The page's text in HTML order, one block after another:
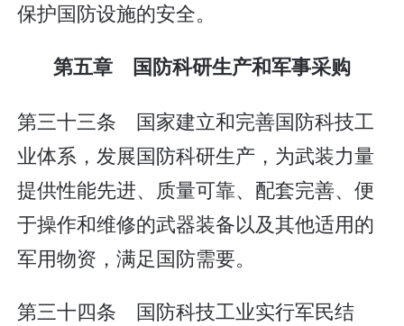
保护国防设施的安全。
第五章 国防科研生产和军事采购
第三十三条 国家建立和完善国防科技工
业体系，发展国防科研生产，为武装力量
提供性能先进、质量可靠、配套完善、便
于操作和维修的武器装备以及其他适用的
军用物资，满足国防需要。
第三十四条 国防科技工业实行军民结